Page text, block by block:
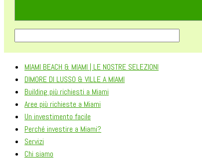
MIAMI BEACH & MIAMI | LE NOSTRE SELEZIONI
DIMORE DI LUSSO & VILLE A MIAMI
Building più richiesti a Miami
Aree più richieste a Miami
Un investimento facile
Perché investire a Miami?
Servizi
Chi siamo